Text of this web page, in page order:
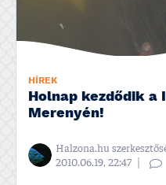
HÍREK
Holnap kezdődik a
Merenyén!
Halzona.hu
2010.06.19, 22:47